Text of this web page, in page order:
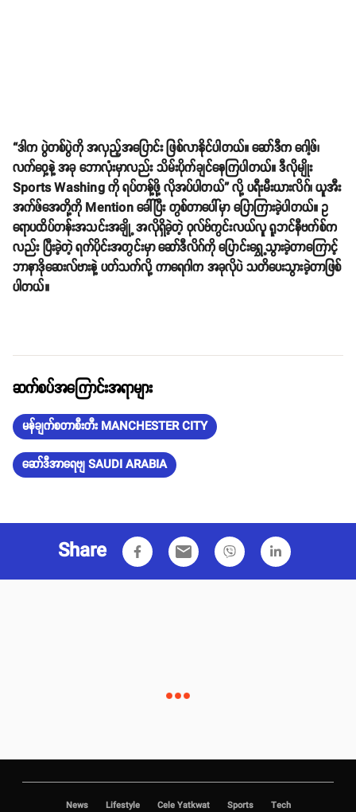
“ဒါက ပွဲတစ်ပွဲကို အလှည့်အပြောင်း ဖြစ်လာနိုင်ပါတယ်။ ဆော်ဒီက ဂေါ့ဖ်၊
လက်ဝှေ့နဲ့ အခု ဘောလုံးမှာလည်း သိမ်းပိုက်ချင်နေကြပါတယ်။ ဒီလိုမျိုး
Sports Washing ကို ရပ်တန့်ဖို့ လိုအပ်ပါတယ်” လို့ ပရီးမီးယားလိဂ်၊ ယူအီး
အက်ဖ်အေတို့ကို Mention ခေါ်ပြီး တွစ်တာပေါ်မှာ ပြောကြားခဲ့ပါတယ်။ ဥ
ရောပထိပ်တန်းအသင်းအချို့ အလိုရှိခဲ့တဲ့ ဝုလ်ဗ်ကွင်းလယ်လူ ရူဘင်နီဗက်စ်က
လည်း ပြီးခဲ့တဲ့ ရက်ပိုင်းအတွင်းမှာ ဆော်ဒီလိဂ်ကို ပြောင်းရွှေ့သွားခဲ့တာကြောင့်
ဘာနာဒိုဆေးလ်ဗားနဲ့ ပတ်သက်လို့ ကာရေဂါက အခုလိုပဲ သတိပေးသွားခဲ့တာဖြစ်
ပါတယ်။
ဆက်စပ်အကြောင်းအရာများ
မန်ချက်စတာစီးတီး MANCHESTER CITY
ဆော်ဒီအာရေဗျ SAUDI ARABIA
Share email
News Lifestyle Cele Yatkwat Sports Tech